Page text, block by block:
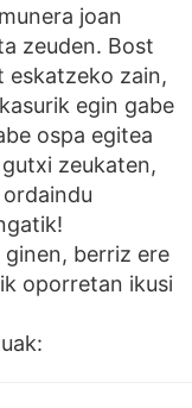
joan
zeuden. Bost
eskatzeko zain,
egin gabe
ospa egitea
zeukaten,
berriz ere
oporretan ikusi